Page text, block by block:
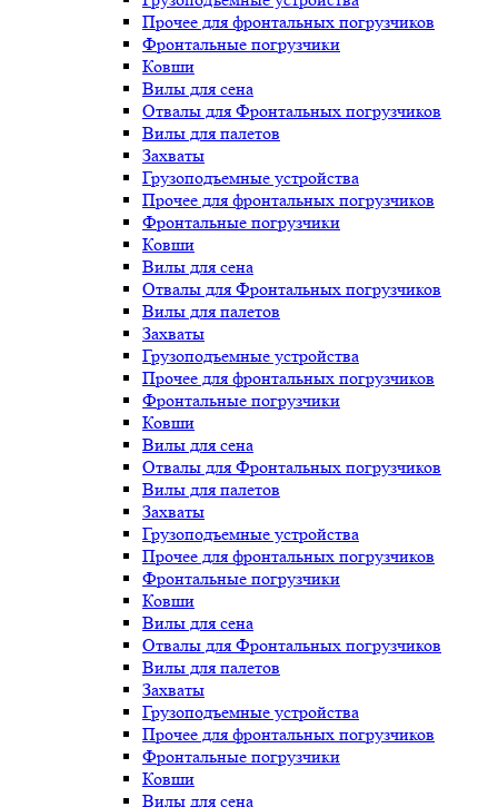
Прочее для фронтальных погрузчиков
Фронтальные погрузчики
Ковши
Вилы для сена
Отвалы для Фронтальных погрузчиков
Вилы для палетов
Захваты
Грузоподъемные устройства
Прочее для фронтальных погрузчиков
Фронтальные погрузчики
Ковши
Вилы для сена
Отвалы для Фронтальных погрузчиков
Вилы для палетов
Захваты
Грузоподъемные устройства
Прочее для фронтальных погрузчиков
Фронтальные погрузчики
Ковши
Вилы для сена
Отвалы для Фронтальных погрузчиков
Вилы для палетов
Захваты
Грузоподъемные устройства
Прочее для фронтальных погрузчиков
Фронтальные погрузчики
Ковши
Вилы для сена
Отвалы для Фронтальных погрузчиков
Вилы для палетов
Захваты
Грузоподъемные устройства
Прочее для фронтальных погрузчиков
Фронтальные погрузчики
Ковши
Вилы для сена